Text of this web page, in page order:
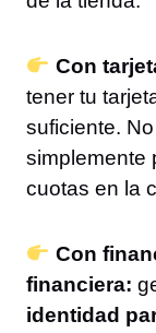
Con
tener tu
suficiente.
simplemente
cuotas en la
Con
financiera:
identidad